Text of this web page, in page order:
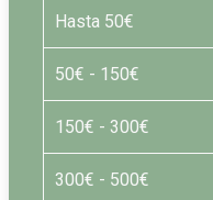
Hasta 50€
50€ - 150€
150€ - 300€
300€ - 500€